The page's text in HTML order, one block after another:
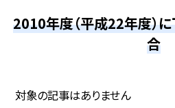
2010年度（平成22年度）
合
対象の記事はありません